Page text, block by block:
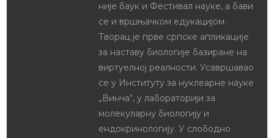
није баук и Фестивал науке, а бави
се и вршњачком едукацијом.
Творац је прве српске апликације
за наставу биологије базиране на
виртуелној реалности. Усавршавао
се у Институту за нуклеарне науке
„Винча“, у лабораторији за
молекуларну биологију и
ендокринологију. У слободно